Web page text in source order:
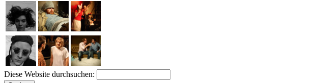
Diese Website durchsuchen: